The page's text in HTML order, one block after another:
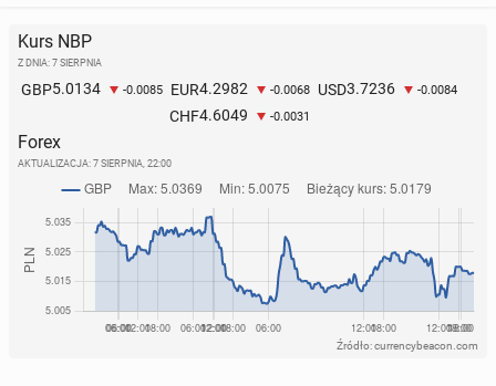
Kurs NBP
Z DNIA: 7 SIERPNIA
GBP5.0134 -0.0085 EUR4.2982 -0.0068 USD3.7236 -0.0084
CHF4.6049 -0.0031
Forex
AKTUALIZACJA: 7 SIERPNIA, 22:00
Źródło: currencybeacon.com